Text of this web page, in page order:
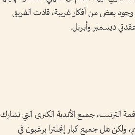
وجود بعض من أفكار غريبة، قادت الفريق
ديسمبر وأبريل.
الترتيب، جميع الأندية الكبرى التي تشارك
ولكن هل جميع كبار إنجلترا يرغبون في